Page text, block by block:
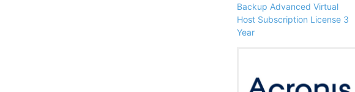
Backup Advanced Virtual
Host Subscription License 3
Year